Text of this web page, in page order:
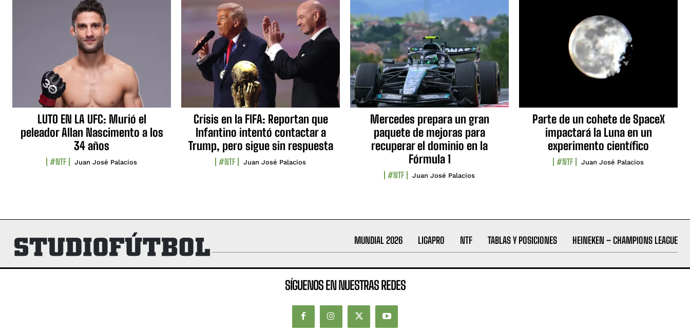
LUTO EN LA UFC: Murió el
peleador Allan Nascimento a los
34 años
#NTF Juan José Palacios
Crisis en la FIFA: Reportan que
Infantino intentó contactar a
Trump, pero sigue sin respuesta
#NTF Juan José Palacios
Mercedes prepara un gran
paquete de mejoras para
recuperar el dominio en la
Fórmula 1
#NTF Juan José Palacios
Parte de un cohete de SpaceX
impactará la Luna en un
experimento científico
#NTF Juan José Palacios
MUNDIAL 2026 LIGAPRO NTF TABLAS Y POSICIONES HEINEKEN – CHAMPIONS LEAGUE
SÍGUENOS EN NUESTRAS REDES